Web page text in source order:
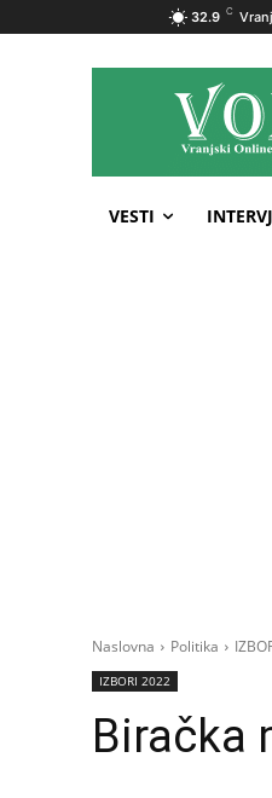
32.9 C
VESTI
Naslovna Politika
IZBORI 2022
Biračka